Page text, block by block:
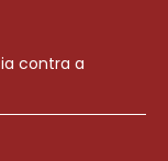
contra a